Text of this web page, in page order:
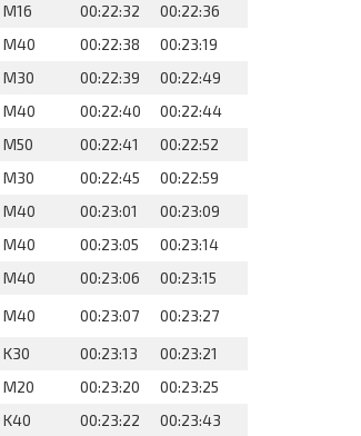
M16 00:22:32
00:22:36
M40 00:22:38
00:23:19
M30 00:22:39
00:22:49
M40 00:22:40
00:22:44
M50 00:22:41
00:22:52
M30 00:22:45
00:22:59
M40 00:23:01
00:23:09
M40 00:23:05
00:23:14
M40 00:23:06
00:23:15
M40 00:23:07
00:23:27
K30 00:23:13
00:23:21
M20 00:23:20
00:23:25
K40 00:23:22 00:23:43